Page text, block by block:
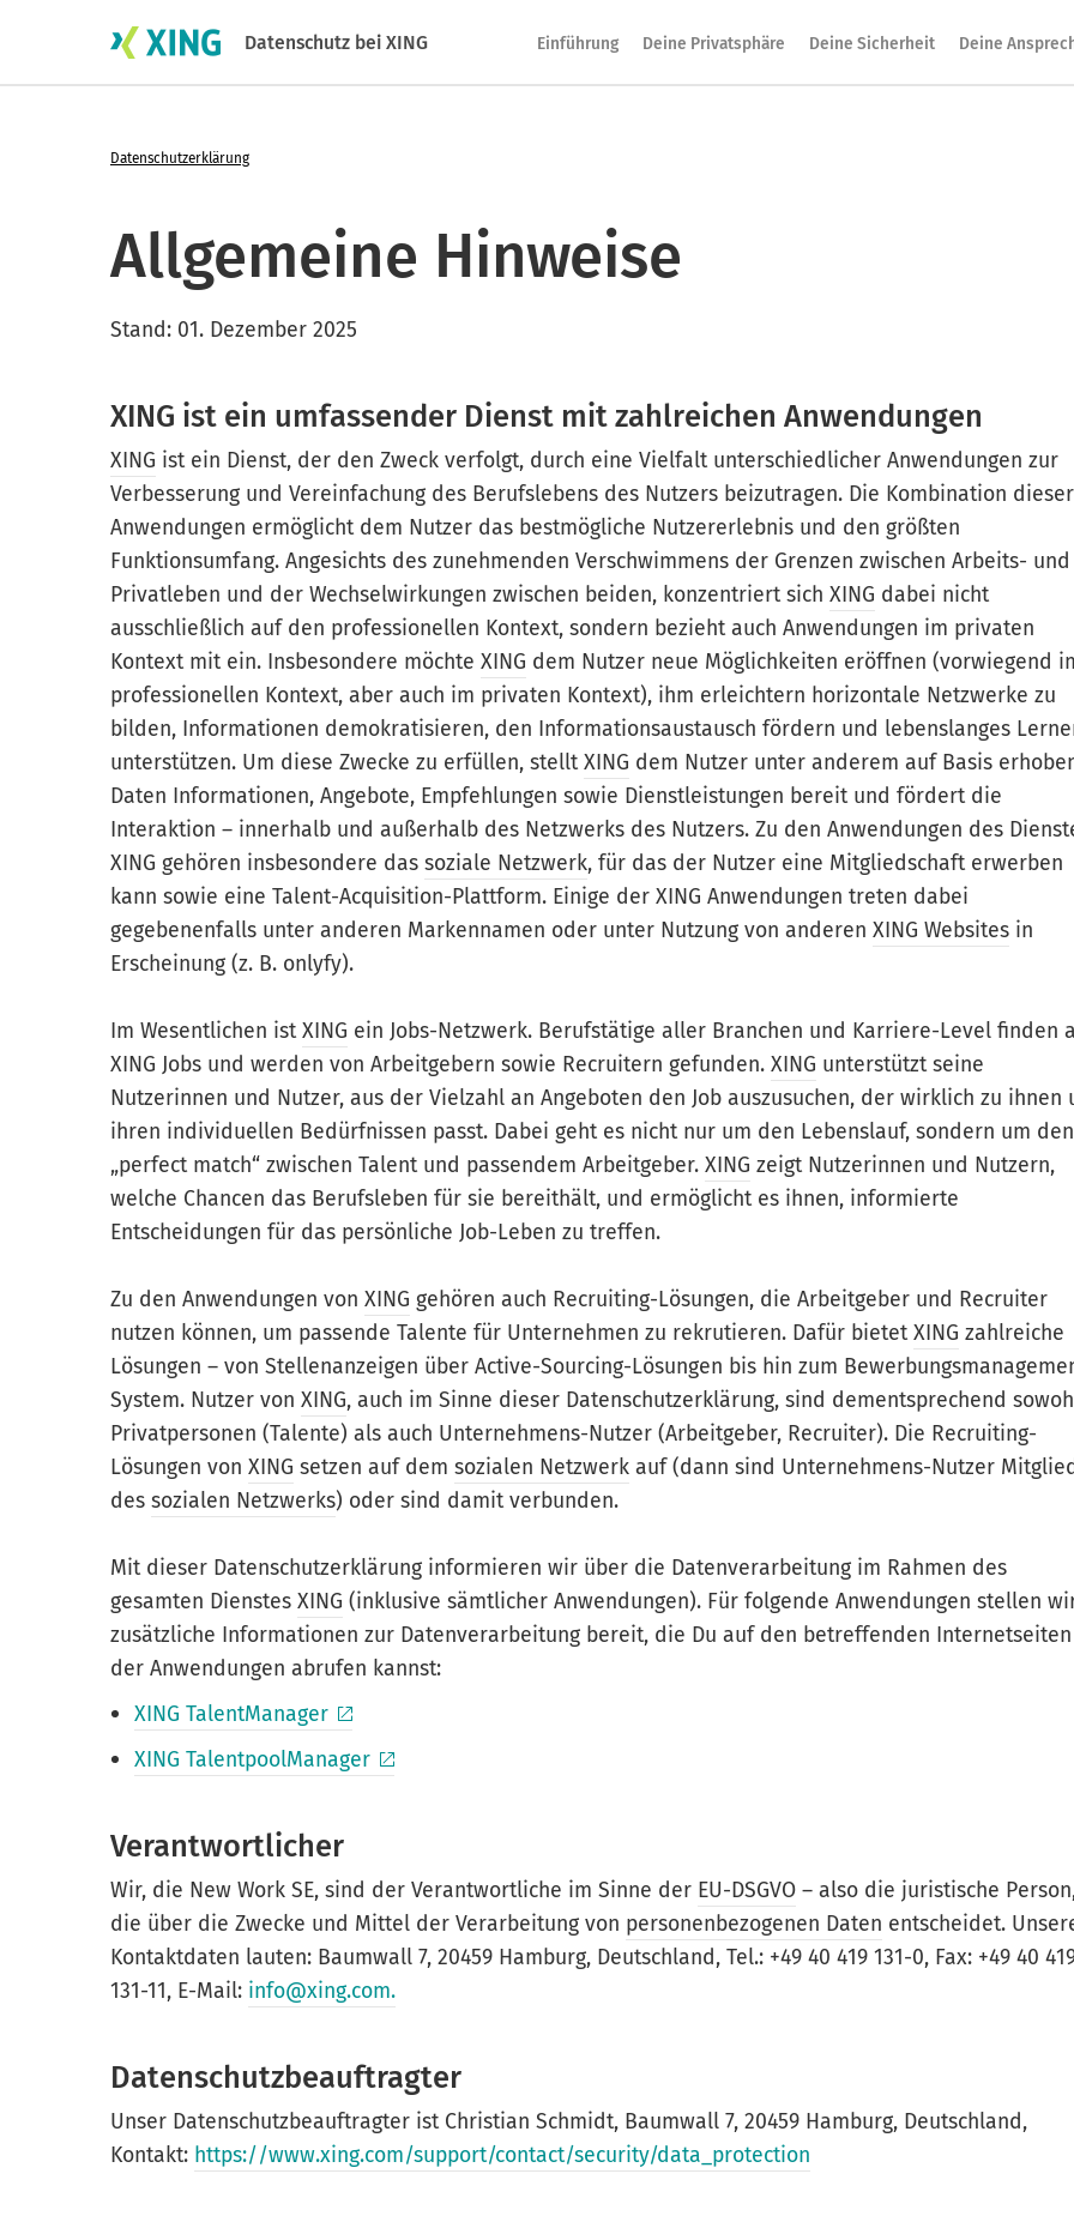
Datenschutz bei XING Einführung Deine Privatsphäre Deine Sicherheit Deine
Datenschutzerklärung
Allgemeine Hinweise
Stand: 01. Dezember 2025
XING ist ein umfassender Dienst mit zahlreichen Anwendungen
XING ist ein Dienst, der den Zweck verfolgt, durch eine Vielfalt unterschiedlicher Anwendungen zur
Verbesserung und Vereinfachung des Berufslebens des Nutzers beizutragen. Die Kombination dieser
Anwendungen ermöglicht dem Nutzer das bestmögliche Nutzererlebnis und den größten
Funktionsumfang. Angesichts des zunehmenden Verschwimmens der Grenzen zwischen Arbeits- und
Privatleben und der Wechselwirkungen zwischen beiden, konzentriert sich XING dabei nicht
ausschließlich auf den professionellen Kontext, sondern bezieht auch Anwendungen im privaten
Kontext mit ein. Insbesondere möchte XING dem Nutzer neue Möglichkeiten eröffnen (vorwiegend
professionellen Kontext, aber auch im privaten Kontext), ihm erleichtern horizontale Netzwerke zu
bilden, Informationen demokratisieren, den Informationsaustausch fördern und lebenslanges
unterstützen. Um diese Zwecke zu erfüllen, stelltXING dem Nutzer unter anderem auf Basis
Daten Informationen, Angebote, Empfehlungen sowie Dienstleistungen bereit und fördert die
Interaktion – innerhalb und außerhalb des Netzwerks des Nutzers. Zu den Anwendungen des
XING gehören insbesondere dassoziale Netzwerk, für das der Nutzer eine Mitgliedschaft erwerben
kann sowie eine Talent-Acquisition-Plattform. Einige der XING Anwendungen treten dabei
gegebenenfalls unter anderen Markennamen oder unter Nutzung von anderen XING Websites in
Erscheinung (z. B. onlyfy).
Im Wesentlichen istXING ein Jobs-Netzwerk. Berufstätige aller Branchen und Karriere-Level finden
XING Jobs und werden von Arbeitgebern sowie Recruitern gefunden.XING unterstützt seine
Nutzerinnen und Nutzer, aus der Vielzahl an Angeboten den Job auszusuchen, der wirklich zu ihnen
ihren individuellen Bedürfnissen passt. Dabei geht es nicht nur um den Lebenslauf, sondern um den
„perfect match“ zwischen Talent und passendem Arbeitgeber.XING zeigt Nutzerinnen und Nutzern,
welche Chancen das Berufsleben für sie bereithält, und ermöglicht es ihnen, informierte
Entscheidungen für das persönliche Job-Leben zu treffen.
Zu den Anwendungen von XING gehören auch Recruiting-Lösungen, die Arbeitgeber und Recruiter
nutzen können, um passende Talente für Unternehmen zu rekrutieren. Dafür bietetXING zahlreiche
Lösungen – von Stellenanzeigen über Active-Sourcing-Lösungen bis hin zum
System. Nutzer von XING, auch im Sinne dieser Datenschutzerklärung, sind dementsprechend
Privatpersonen (Talente) als auch Unternehmens-Nutzer (Arbeitgeber, Recruiter). Die Recruiting-
Lösungen von XING setzen auf dem sozialen Netzwerkauf (dann sind Unternehmens-Nutzer
dessozialen Netzwerks) oder sind damit verbunden.
Mit dieser Datenschutzerklärung informieren wir über die Datenverarbeitung im Rahmen des
gesamten DienstesXING (inklusive sämtlicher Anwendungen). Für folgende Anwendungen stellen
zusätzliche Informationen zur Datenverarbeitung bereit, die Du auf den betreffenden Internetseiten
der Anwendungen abrufen kannst:
XING TalentManager
XING TalentpoolManager
Verantwortlicher
Wir, die New Work SE, sind der Verantwortliche im Sinne der EU-DSGVO– also die juristische
die über die Zwecke und Mittel der Verarbeitung von personenbezogenen Daten entscheidet.
Kontaktdaten lauten: Baumwall 7, 20459 Hamburg, Deutschland, Tel.: +49 40 419 131-0, Fax: +49 40
131-11, E-Mail: info@xing.com.
Datenschutzbeauftragter
Unser Datenschutzbeauftragter ist Christian Schmidt, Baumwall 7, 20459 Hamburg, Deutschland,
Kontakt: https://www.xing.com/support/contact/security/data_protection